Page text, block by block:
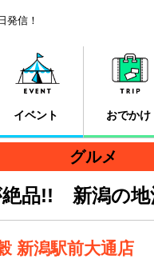
発信！
イベント おでかけ
グルメ
絶品!! 新潟の
新潟駅前大通店